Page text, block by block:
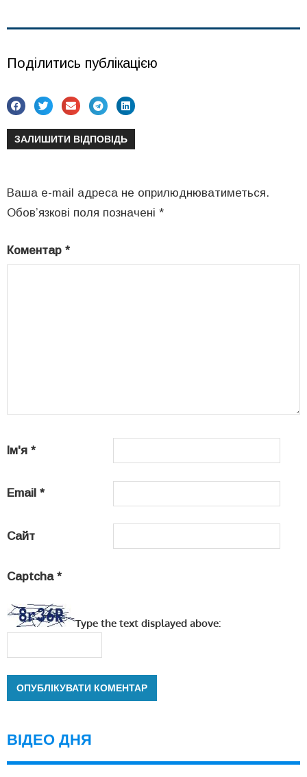
Поділитись публікацією
ЗАЛИШИТИ ВІДПОВІДЬ
Ваша e-mail адреса не оприлюднюватиметься.
Обов’язкові поля позначені *
Коментар *
Ім'я *
Email *
Сайт
Captcha *
Type the text displayed above:
ВІДЕО ДНЯ